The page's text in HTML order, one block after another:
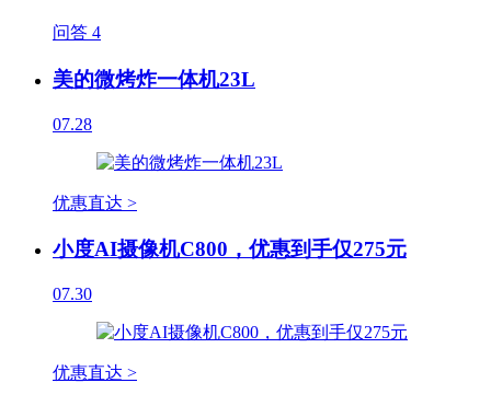
问答 4
美的微烤炸一体机23L
07.28
优惠直达 >
小度AI摄像机C800，优惠到手仅275元
07.30
优惠直达 >